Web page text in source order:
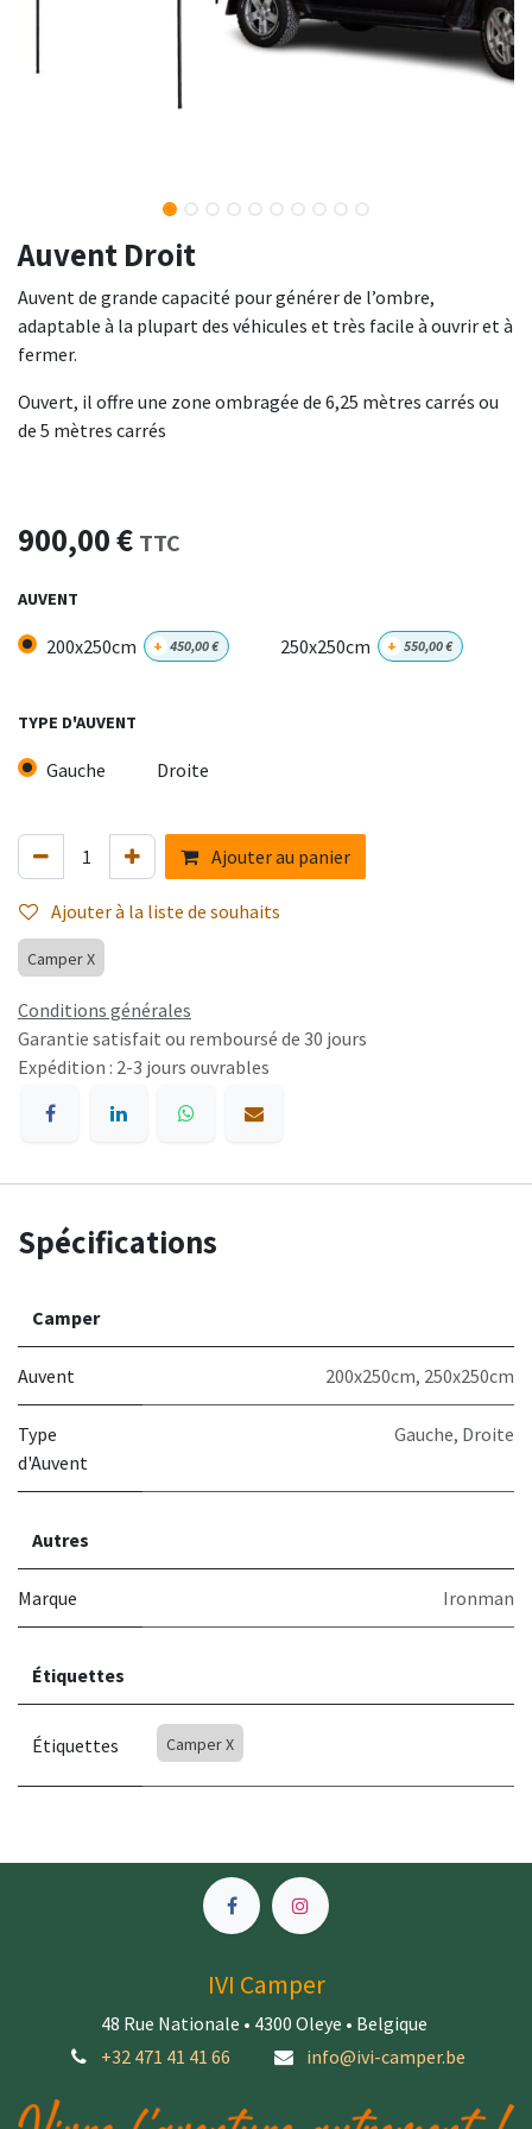
Auvent Droit
Auvent de grande capacité pour générer de l’ombre,
adaptable à la plupart des véhicules et très facile à ouvrir et à
fermer.
Ouvert, il offre une zone ombragée de 6,25 mètres carrés ou
de 5 mètres carrés
900,00€ TTC
AUVENT
200x250cm + 450,00€ 250x250cm + 550,00€
TYPE D'AUVENT
Gauche Droite
Ajouter au panier
Ajouter à la liste de souhaits
Camper X
Conditions générales
Garantie satisfait ou remboursé de 30 jours
Expédition : 2-3 jours ouvrables
Spécifications
Camper
Auvent 200x250cm, 250x250cm
Type
d'Auvent
Gauche, Droite
Autres
Marque Ironman
Étiquettes
Étiquettes Camper X
IVI Camper
48 Rue Nationale • 4300 Oleye • Belgique
+32 471 41 41 66
info@ivi-camper.be